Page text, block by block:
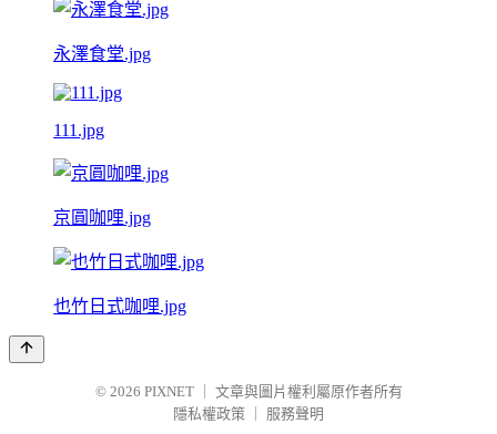
永澤食堂.jpg
111.jpg
京圓咖哩.jpg
也竹日式咖哩.jpg
© 2026 PIXNET
文章與圖片權利屬原作者所有
隱私權政策
服務聲明